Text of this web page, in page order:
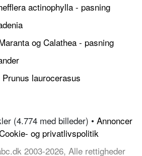
actinophylla - pasning
og Calathea - pasning
laurocerasus
(4.774 med billeder) • Annoncer
og privatlivspolitik
2003-2026, Alle rettigheder